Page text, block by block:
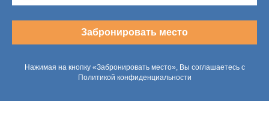
Забронировать место
Нажимая на кнопку «Забронировать место», Вы соглашаетесь с
Политикой конфиденциальности